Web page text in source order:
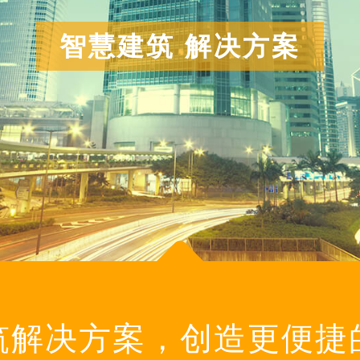
智慧建筑 解决方案
决方案，创造更便